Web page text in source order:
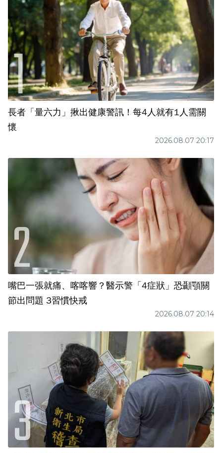
長者「量六力」揪出健康警訊！每4人就有1人需關
懷
2026.08.07 20:17
嘴巴一張就痛、喀喀響？醫示警「4症狀」恐顳顎關
節出問題 3習慣快戒
2026.08.07 20:14